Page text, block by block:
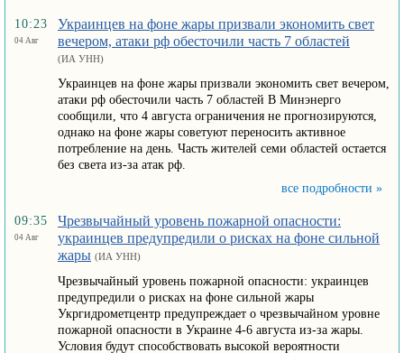
10:23
04 Авг
Украинцев на фоне жары призвали экономить свет
вечером, атаки рф обесточили часть 7 областей
(ИА УНН)
Украинцев на фоне жары призвали экономить свет вечером,
атаки рф обесточили часть 7 областей В Минэнерго
сообщили, что 4 августа ограничения не прогнозируются,
однако на фоне жары советуют переносить активное
потребление на день. Часть жителей семи областей остается
без света из-за атак рф.
все подробности »
09:35
04 Авг
Чрезвычайный уровень пожарной опасности:
украинцев предупредили о рисках на фоне сильной
жары (ИА УНН)
Чрезвычайный уровень пожарной опасности: украинцев
предупредили о рисках на фоне сильной жары
Укргидрометцентр предупреждает о чрезвычайном уровне
пожарной опасности в Украине 4-6 августа из-за жары.
Условия будут способствовать высокой вероятности